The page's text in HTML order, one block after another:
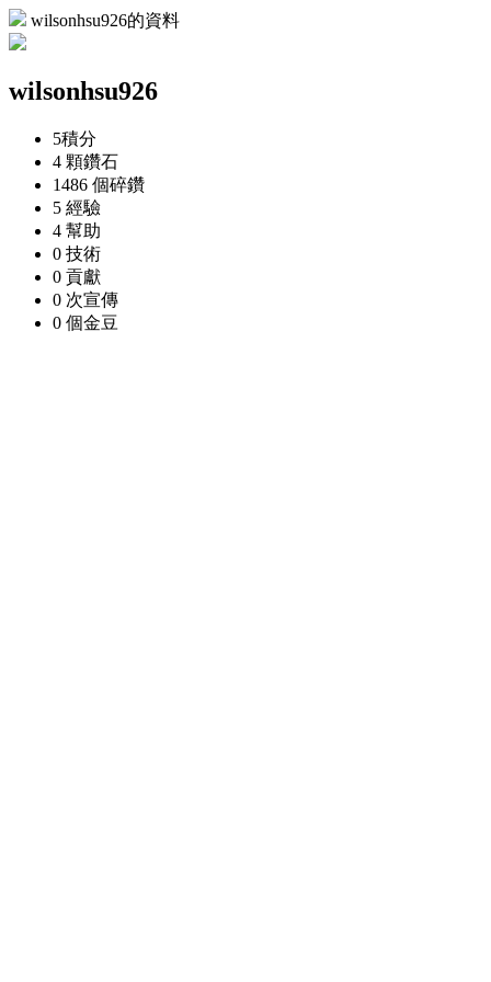
wilsonhsu926的資料
wilsonhsu926
5積分
4 顆鑽石
1486 個碎鑽
5 經驗
4 幫助
0 技術
0 貢獻
0 次宣傳
0 個金豆